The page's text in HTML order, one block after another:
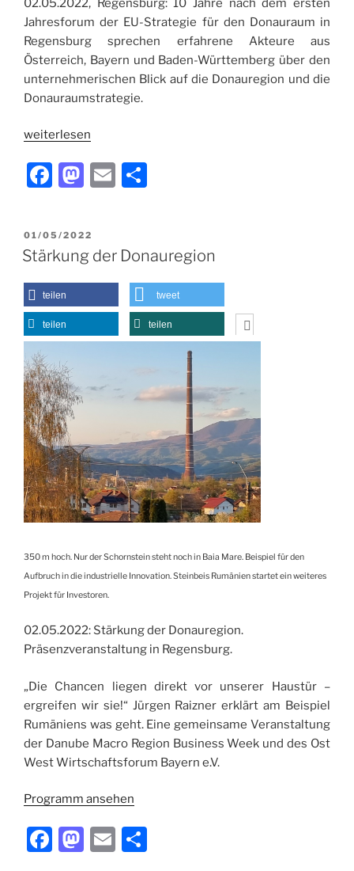
02.05.2022, Regensburg: 10 Jahre nach dem ersten
Jahresforum der EU-Strategie für den Donauraum in
Regensburg sprechen erfahrene Akteure aus
Österreich, Bayern und Baden-Württemberg über den
unternehmerischen Blick auf die Donauregion und die
Donauraumstrategie.
weiterlesen
F
c
e
b
o
o
k
M
st
o
d
o
E
l
n
VERÖFFENTLICHT
AM
01/05/2022
Stärkung der Donauregion
teilen tweet
teilen teilen
350 m hoch. Nur der Schornstein steht noch in Baia Mare. Beispiel für den
Aufbruch in die industrielle Innovation. Steinbeis Rumänien startet ein weiteres
Projekt für Investoren.
02.05.2022: Stärkung der Donauregion.
Präsenzveranstaltung in Regensburg.
„Die Chancen liegen direkt vor unserer Haustür –
ergreifen wir sie!“ Jürgen Raizner erklärt am Beispiel
Rumäniens was geht. Eine gemeinsame Veranstaltung
der Danube Macro Region Business Week und des Ost
West Wirtschaftsforum Bayern e.V.
Programm ansehen
F
M E